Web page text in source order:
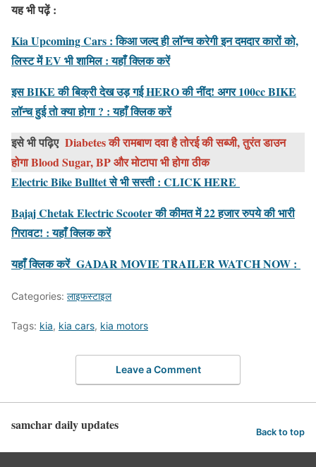
यह भी पढ़ें :
Kia Upcoming Cars : किआ जल्द ही लॉन्च करेगी इन दमदार कारों को,
लिस्ट में EV भी शामिल : यहाँ क्लिक करें
इस BIKE की बिक्री देख उड़ गई HERO की नींद! अगर 100cc BIKE
लॉन्च हुई तो क्या होगा ? : यहाँ क्लिक करें
इसे भी पढ़िए Diabetes की रामबाण दवा है तोरई की सब्जी, तुरंत डाउन
होगा Blood Sugar, BP और मोटापा भी होगा ठीक
Electric Bike Bulltet से भी सस्ती : CLICK HERE
Bajaj Chetak Electric Scooter की कीमत में 22 हजार रुपये की भारी
गिरावट! : यहाँ क्लिक करें
यहाँ क्लिक करें GADAR MOVIE TRAILER WATCH NOW :
Categories: लाइफस्टाइल
Tags: kia, kia cars, kia motors
Leave a Comment
samchar daily updates Back to top